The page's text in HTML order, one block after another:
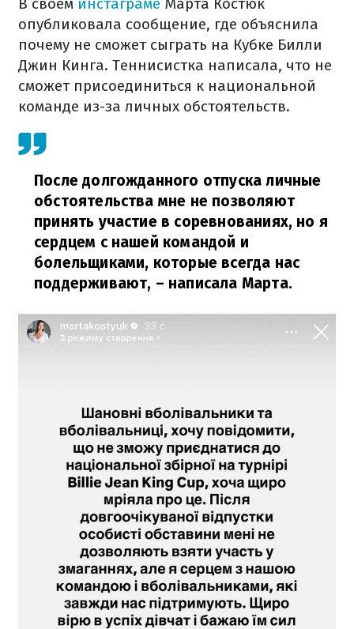
опубликовала сообщение, где объяснила
почему не сможет сыграть на Кубке Билли
Джин Кинга. Теннисистка написала, что не
сможет присоединиться к национальной
команде из-за личных обстоятельств.
После долгожданного отпуска личные
обстоятельства мне не позволяют
принять участие в соревнованиях, но я
сердцем с нашей командой и
болельщиками, которые всегда нас
поддерживают, – написала Марта.